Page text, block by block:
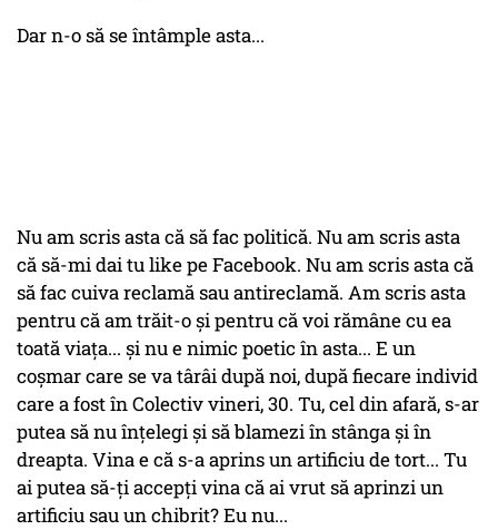
Dar n-o să se întâmple asta...
Nu am scris asta că să fac politică. Nu am scris asta
că să-mi dai tu like pe Facebook. Nu am scris asta că
să fac cuiva reclamă sau antireclamă. Am scris asta
pentru că am trăit-o şi pentru că voi rămâne cu ea
toată viaţa... şi nu e nimic poetic în asta... E un
coşmar care se va târâi după noi, după fiecare individ
care a fost în Colectiv vineri, 30. Tu, cel din afară, s-ar
putea să nu înţelegi şi să blamezi în stânga şi în
dreapta. Vina e că s-a aprins un artificiu de tort... Tu
ai putea să-ţi accepţi vina că ai vrut să aprinzi un
artificiu sau un chibrit? Eu nu...